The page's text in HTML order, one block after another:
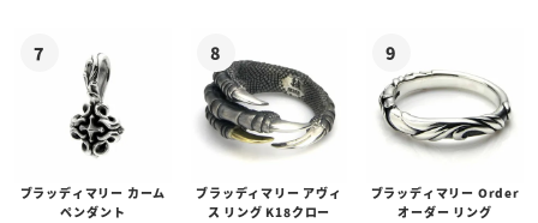
ブラッディマリー カーム
ペンダント
ブラッディマリー アヴィ
ス リング K18クロー
ブラッディマリー Order
オーダー リング